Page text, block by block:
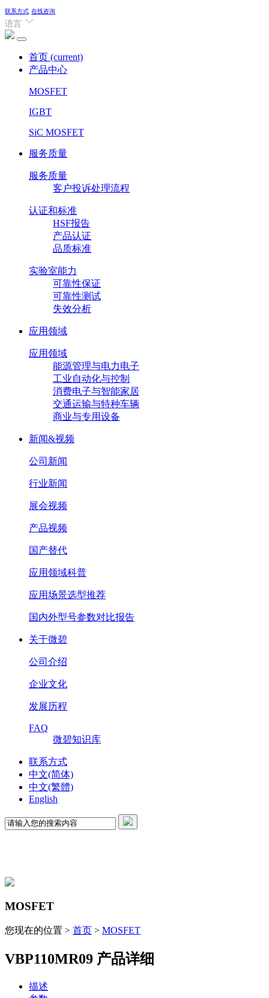
联系方式 在线咨询
语言
首页 (current)
产品中心
MOSFET
IGBT
SiC MOSFET
服务质量
服务质量
客户投诉处理流程
认证和标准
HSF报告
产品认证
品质标准
实验室能力
可靠性保证
可靠性测试
失效分析
应用领域
应用领域
能源管理与电力电子
工业自动化与控制
消费电子与智能家居
交通运输与特种车辆
商业与专用设备
新闻&视频
公司新闻
行业新闻
展会视频
产品视频
国产替代
应用领域科普
应用场景选型推荐
国内外型号参数对比报告
关于微碧
公司介绍
企业文化
发展历程
FAQ
微碧知识库
联系方式
中文(简体)
中文(繁體)
English
MOSFET
您现在的位置 > 首页 > MOSFET
VBP110MR09 产品详细
描述